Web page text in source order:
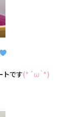
トです(*´ω｀*)